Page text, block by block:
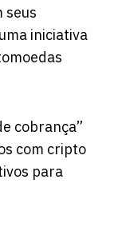
seus
iniciativa
cobrança”
com cripto
para